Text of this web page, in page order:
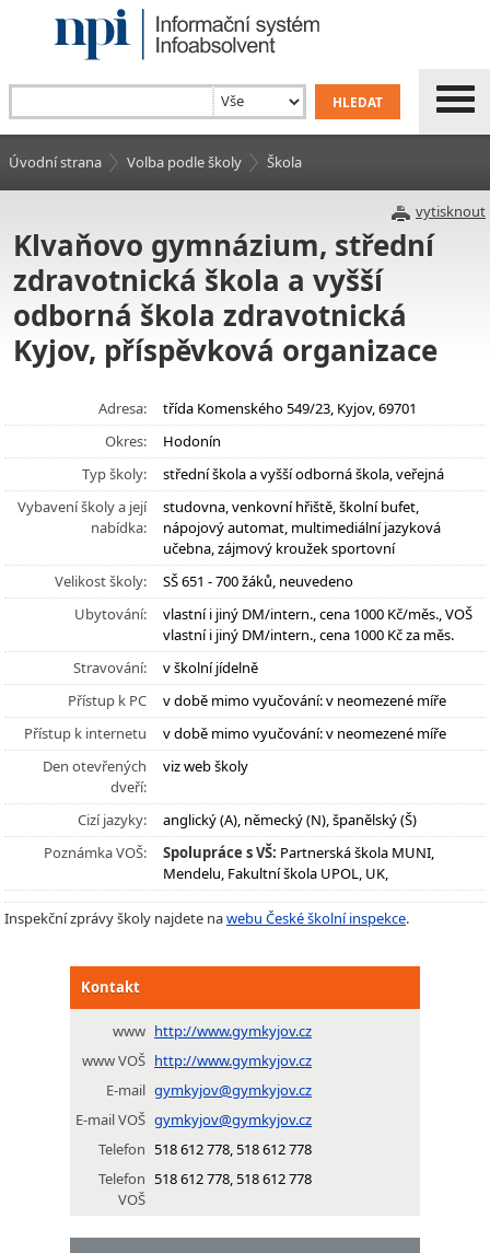
Úvodní strana Volba podle školy Škola
vytisknout
Klvaňovo gymnázium, střední
zdravotnická škola a vyšší
odborná škola zdravotnická
Kyjov, příspěvková organizace
Adresa:
třída Komenského 549/23, Kyjov, 69701
Okres:
Hodonín
Typ školy:
střední škola a vyšší odborná škola, veřejná
Vybavení školy a její
nabídka:
studovna, venkovní hřiště, školní bufet,
nápojový automat, multimediální jazyková
učebna, zájmový kroužek sportovní
Velikost školy:
SŠ 651 - 700 žáků, neuvedeno
Ubytování:
vlastní i jiný DM/intern., cena 1000 Kč/měs., VOŠ
vlastní i jiný DM/intern., cena 1000 Kč za měs.
Stravování:
v školní jídelně
Přístup k PC
v době mimo vyučování: v neomezené míře
Přístup k internetu
v době mimo vyučování: v neomezené míře
Den otevřených
dveří:
viz web školy
Cizí jazyky:
anglický (A), německý (N), španělský (Š)
Poznámka VOŠ:
Spolupráce s VŠ: Partnerská škola MUNI,
Mendelu, Fakultní škola UPOL, UK,
Inspekční zprávy školy najdete nawebu České školní inspekce.
Kontakt
www http://www.gymkyjov.cz
www VOŠ http://www.gymkyjov.cz
E-mail gymkyjov@gymkyjov.cz
E-mail VOŠ gymkyjov@gymkyjov.cz
Telefon 518 612 778, 518 612 778
Telefon
VOŠ
518 612 778, 518 612 778